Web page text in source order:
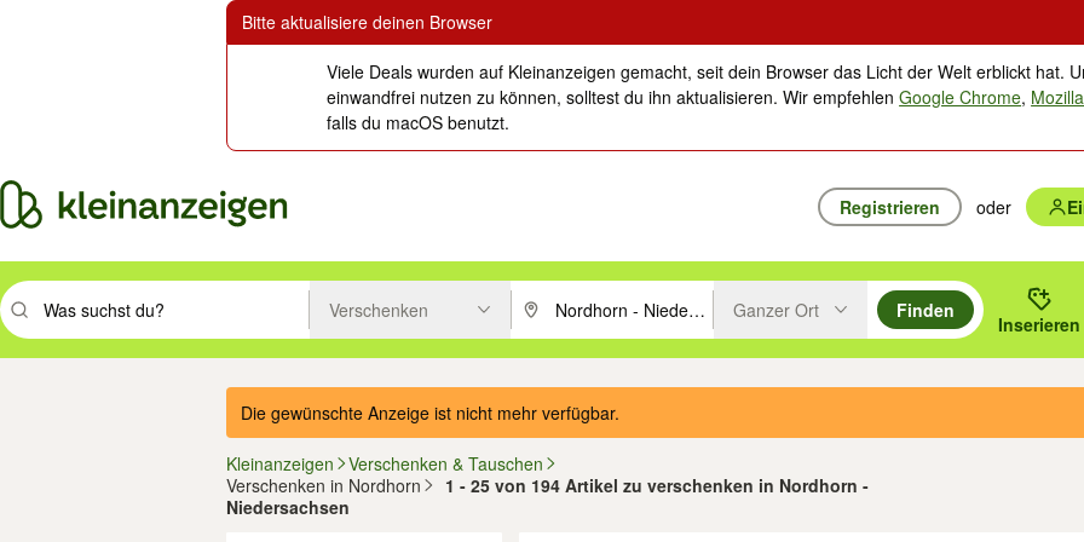
Bitte aktualisiere deinen Browser
Viele Deals wurden auf Kleinanzeigen gemacht, seit dein Browser das Licht der Welt erblickt hat.
einwandfrei nutzen zu können, solltest du ihn aktualisieren. Wir empfehlenGoogle Chrome,
falls du macOS benutzt.
Registrieren oder
Suchbegriff eingeben. Eingabetaste drücken um zu suchen, oder Vorschläge mit den Pfeiltasten nach oben/unten durchsuchen und mit
Verschenken PLZ oder Ort eingeben. Eingabetaste drücken um zu suchen, oder
Ganzer Ort
Finden
Inserieren
Die gewünschte Anzeige ist nicht mehr verfügbar.
Kleinanzeigen
Verschenken & Tauschen
Verschenken in Nordhorn
1 - 25 von 194 Artikel zu verschenken in Nordhorn -
Niedersachsen